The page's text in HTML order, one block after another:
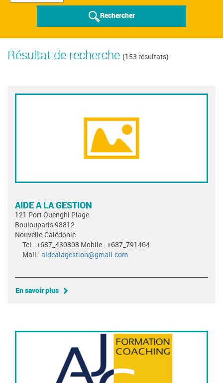
Rechercher
Résultat de recherche (153 résultats)
AIDE A LA GESTION
121 Port Ouenghi Plage
Boulouparis 98812
Nouvelle-Calédonie
Tel : +687_430808 Mobile : +687_791464
Mail : aidealagestion@gmail.com
En savoir plus